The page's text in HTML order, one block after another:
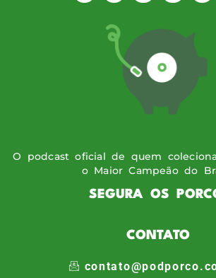
O podcast oficial de quem
o Maior Campeão do
SEGURA OS
CONTATO